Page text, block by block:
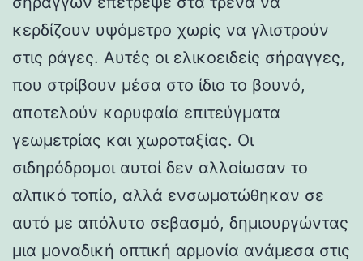
κερδίζουν υψόμετρο χωρίς να γλιστρούν
στις ράγες. Αυτές οι ελικοειδείς σήραγγες,
που στρίβουν μέσα στο ίδιο το βουνό,
αποτελούν κορυφαία επιτεύγματα
γεωμετρίας και χωροταξίας. Οι
σιδηρόδρομοι αυτοί δεν αλλοίωσαν το
αλπικό τοπίο, αλλά ενσωματώθηκαν σε
αυτό με απόλυτο σεβασμό, δημιουργώντας
μια μοναδική οπτική αρμονία ανάμεσα στις